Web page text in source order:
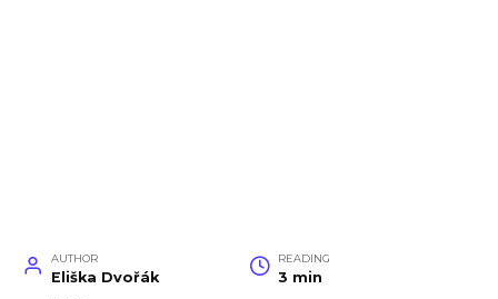
AUTHOR
Eliška Dvořák
READING
3 min